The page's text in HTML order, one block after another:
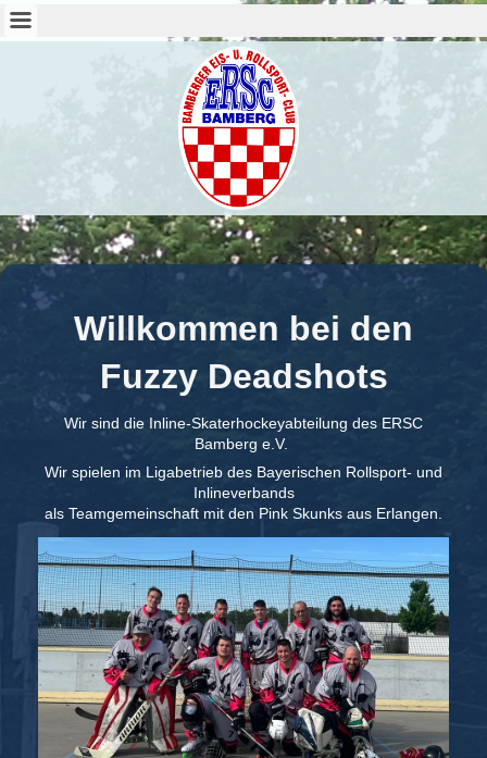
Willkommen bei den
Fuzzy Deadshots
Wir sind die Inline-Skaterhockeyabteilung des ERSC
Bamberg e.V.
Wir spielen im Ligabetrieb des Bayerischen Rollsport- und
Inlineverbands
als Teamgemeinschaft mit den Pink Skunks aus Erlangen.